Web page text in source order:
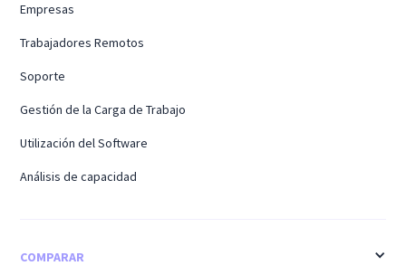
Empresas
Trabajadores Remotos
Soporte
Gestión de la Carga de Trabajo
Utilización del Software
Análisis de capacidad
COMPARAR